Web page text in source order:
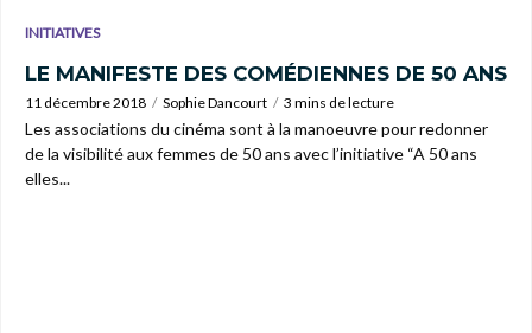
INITIATIVES
LE MANIFESTE DES COMÉDIENNES DE 50 ANS
11 décembre 2018 Sophie Dancourt 3 mins de lecture
Les associations du cinéma sont à la manoeuvre pour redonner
de la visibilité aux femmes de 50 ans avec l’initiative “A 50 ans
elles...